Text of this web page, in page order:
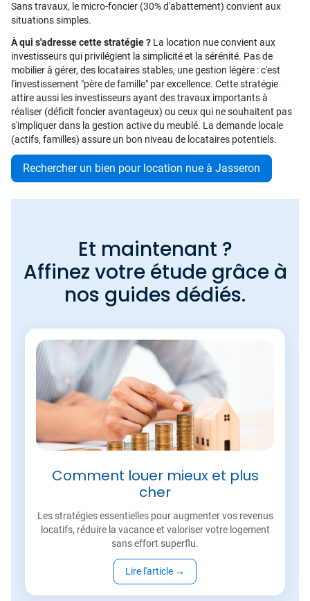
Sans travaux, le micro-foncier (30% d'abattement) convient aux
situations simples.
À qui s'adresse cette stratégie ? La location nue convient aux
investisseurs qui privilégient la simplicité et la sérénité. Pas de
mobilier à gérer, des locataires stables, une gestion légère : c'est
l'investissement "père de famille" par excellence. Cette stratégie
attire aussi les investisseurs ayant des travaux importants à
réaliser (déficit foncier avantageux) ou ceux qui ne souhaitent pas
s'impliquer dans la gestion active du meublé. La demande locale
(actifs, familles) assure un bon niveau de locataires potentiels.
Rechercher un bien pour location nue à Jasseron
Et maintenant ?
Affinez votre étude grâce à
nos guides dédiés.
Comment louer mieux et plus
cher
Les stratégies essentielles pour augmenter vos revenus
locatifs, réduire la vacance et valoriser votre logement
sans effort superflu.
Lire l'article →